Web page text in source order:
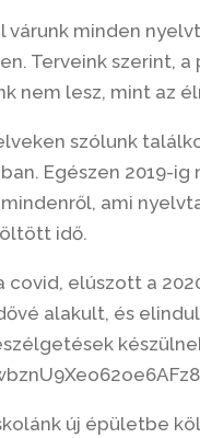
minden
Terveink szerint,
nem lesz, mint az
szólunk
Egészen 2019-
ami
idő.
covid, elúszott a
alakult, és
új épületbe